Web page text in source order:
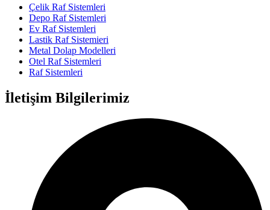
Çelik Raf Sistemleri
Depo Raf Sistemleri
Ev Raf Sistemleri
Lastik Raf Sistemieri
Metal Dolap Modelleri
Otel Raf Sistemleri
Raf Sistemleri
İletişim Bilgilerimiz